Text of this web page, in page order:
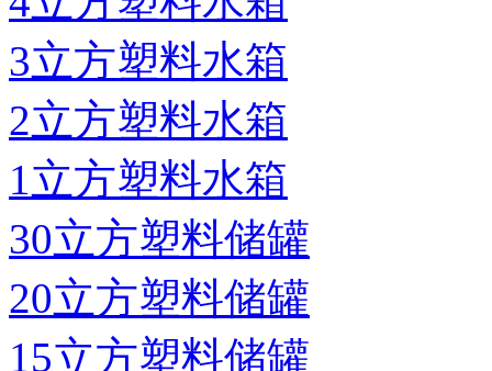
3立方塑料水箱
2立方塑料水箱
1立方塑料水箱
30立方塑料储罐
20立方塑料储罐
15立方塑料储罐